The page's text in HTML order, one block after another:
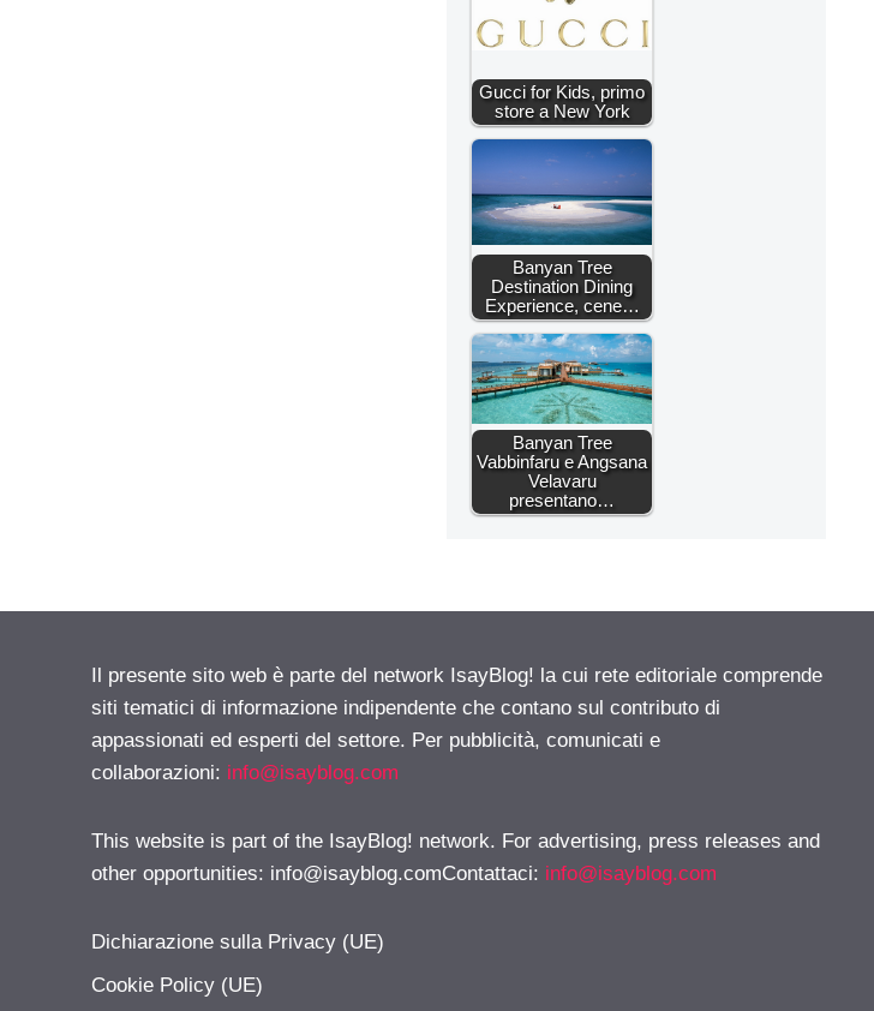
Gucci for Kids, primo
store a New York
Banyan Tree
Destination Dining
Experience, cene…
Banyan Tree
Vabbinfaru e Angsana
Velavaru
presentano…
Il presente sito web è parte del network IsayBlog! la cui rete editoriale comprende
siti tematici di informazione indipendente che contano sul contributo di
appassionati ed esperti del settore. Per pubblicità, comunicati e
collaborazioni: info@isayblog.com
This website is part of the IsayBlog! network. For advertising, press releases and
other opportunities: info@isayblog.comContattaci: info@isayblog.com
Dichiarazione sulla Privacy (UE)
Cookie Policy (UE)